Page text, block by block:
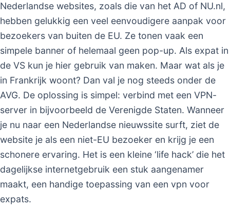
Nederlandse websites, zoals die van het AD of NU.nl,
hebben gelukkig een veel eenvoudigere aanpak voor
bezoekers van buiten de EU. Ze tonen vaak een
simpele banner of helemaal geen pop-up. Als expat in
de VS kun je hier gebruik van maken. Maar wat als je
in Frankrijk woont? Dan val je nog steeds onder de
AVG. De oplossing is simpel: verbind met een VPN-
server in bijvoorbeeld de Verenigde Staten. Wanneer
je nu naar een Nederlandse nieuwssite surft, ziet de
website je als een niet-EU bezoeker en krijg je een
schonere ervaring. Het is een kleine ‘life hack’ die het
dagelijkse internetgebruik een stuk aangenamer
maakt, een handige toepassing van een vpn voor
expats.